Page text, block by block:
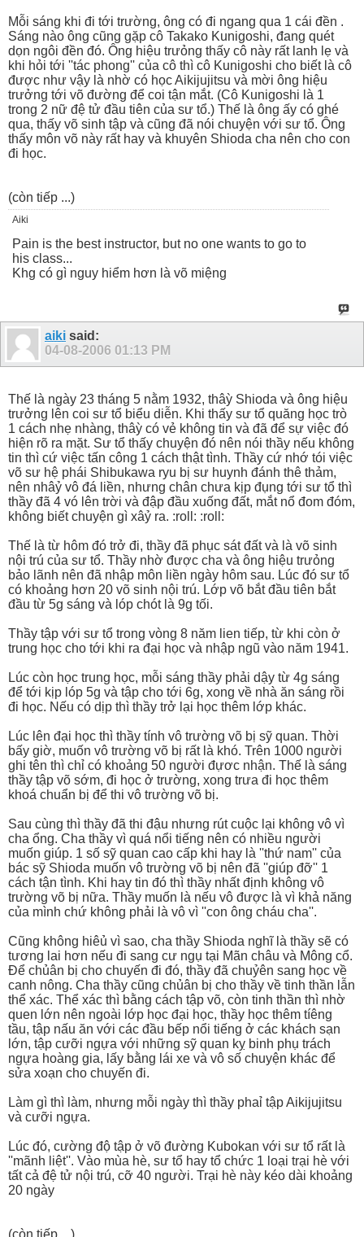
Mỗi sáng khi đi tới trường, ông có đi ngang qua 1 cái đền .
Sáng nào ông cũng gặp cô Takako Kunigoshi, đang quét
dọn ngôi đền đó. Ông hiệu trưỏng thấy cô này rất lanh lẹ và
khi hỏi tới ''tác phong'' của cô thì cô Kunigoshi cho biết là cô
được như vậy là nhờ có học Aikijujitsu và mời ông hiệu
trưởng tới võ đường để coi tận mắt. (Cô Kunigoshi là 1
trong 2 nữ đệ tử đầu tiên của sư tổ.) Thế là ông ấy có ghé
qua, thấy võ sinh tập và cũng đã nói chuyện với sư tổ. Ông
thấy môn võ này rất hay và khuyên Shioda cha nên cho con
đi học.
(còn tiếp ...)
Aiki
Pain is the best instructor, but no one wants to go to
his class...
Khg có gì nguy hiểm hơn là võ miệng
aiki said:
04-08-2006 01:13 PM
Thế là ngày 23 tháng 5 nằm 1932, thâỳ Shioda và ông hiệu
trưởng lên coi sư tổ biểu diễn. Khi thấy sư tổ quăng học trò
1 cách nhẹ nhàng, thâỳ có vẻ không tin và đã để sự việc đó
hiện rõ ra mặt. Sư tổ thấy chuyện đó nên nói thầy nếu không
tin thì cứ việc tấn công 1 cách thật tình. Thầy cứ nhớ tói việc
võ sư hệ phái Shibukawa ryu bị sư huynh đánh thê thảm,
nên nhâỷ vô đá liền, nhưng chân chưa kịp đụng tới sư tổ thì
thầy đã 4 vó lên trời và đập đầu xuống đất, mắt nổ đom đóm,
không biết chuyện gì xâỷ ra. :roll: :roll:
Thế là từ hôm đó trở đi, thầy đã phục sát đất và là võ sinh
nội trú của sư tổ. Thầy nhờ được cha và ông hiệu trưỏng
bảo lãnh nên đã nhập môn liền ngày hôm sau. Lúc đó sư tổ
có khoảng hơn 20 võ sinh nội trú. Lớp võ bắt đầu tiên bắt
đầu từ 5g sáng và lóp chót là 9g tối.
Thầy tập với sư tổ trong vòng 8 năm lien tiếp, từ khi còn ở
trung học cho tới khi ra đại học và nhập ngũ vào năm 1941.
Lúc còn học trung học, mỗi sáng thầy phải dậy từ 4g sáng
để tới kịp lóp 5g và tập cho tới 6g, xong về nhà ăn sáng rồi
đi học. Nếu có dịp thì thầy trở lại học thêm lớp khác.
Lúc lên đại học thì thầy tính vô trường võ bị sỹ quan. Thời
bấy giờ, muốn vô trường võ bị rất là khó. Trên 1000 người
ghi tên thì chỉ có khoảng 50 người đựơc nhận. Thế là sáng
thầy tập võ sớm, đi học ở trường, xong trưa đi học thêm
khoá chuẩn bị để thi vô trường võ bị.
Sau cùng thì thầy đã thi đậu nhưng rút cuộc lại không vô vì
cha ổng. Cha thầy vì quá nổi tiếng nên có nhiều người
muốn giúp. 1 số sỹ quan cao cấp khi hay là ''thứ nam'' của
bác sỹ Shioda muốn vô trường võ bị nên đã ''giúp đỡ'' 1
cách tận tình. Khi hay tin đó thì thầy nhất định không vô
trường võ bị nữa. Thầy muốn là nếu vô được là vì khả năng
của mình chứ không phải là vô vì ''con ông cháu cha''.
Cũng không hiêủ vì sao, cha thầy Shioda nghĩ là thầy sẽ có
tương lai hơn nếu đi sang cư ngụ tại Mãn châu và Mông cổ.
Để chủân bị cho chuyến đi đó, thầy đã chuỷên sang học về
canh nông. Cha thầy cũng chủân bị cho thầy về tinh thần lẫn
thể xác. Thể xác thì bằng cách tập võ, còn tinh thần thì nhờ
quen lớn nên ngoài lớp học đại học, thầy học thêm tíêng
tầu, tập nấu ăn với các đầu bếp nổi tiếng ở các khách sạn
lớn, tập cưỡi ngựa với những sỹ quan kỵ binh phụ trách
ngựa hoàng gia, lấy bằng lái xe và vô số chuyện khác để
sửa xoạn cho chuyến đi.
Làm gì thì làm, nhưng mỗi ngày thì thầy phaỉ tập Aikijujitsu
và cưỡi ngựa.
Lúc đó, cường độ tập ở võ đường Kubokan với sư tổ rất là
''mãnh liệt''. Vào mùa hè, sư tổ hay tổ chức 1 loại trại hè với
tất cả đệ tử nội trú, cỡ 40 người. Trại hè này kéo dài khoảng
20 ngày